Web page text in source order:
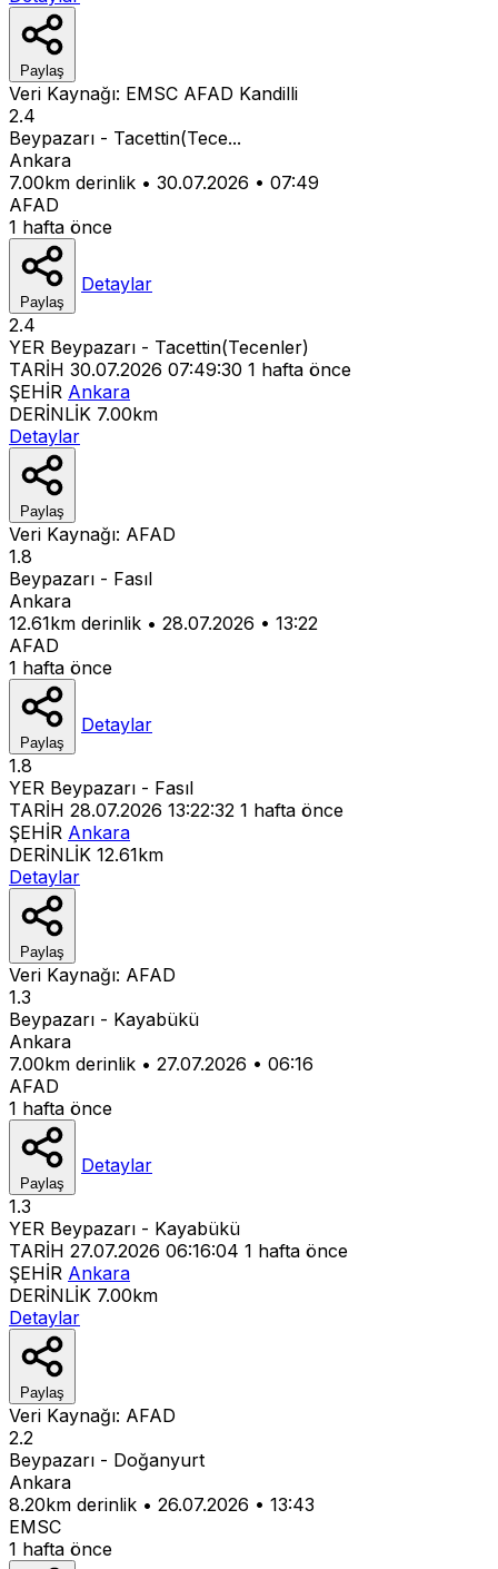
Paylaş
Veri Kaynağı: EMSC AFAD Kandilli
2.4
Beypazarı - Tacettin(Tece...
Ankara
7.00km derinlik • 30.07.2026 • 07:49
AFAD
1 hafta önce
Paylaş
Detaylar
2.4
YER Beypazarı - Tacettin(Tecenler)
TARİH 30.07.2026 07:49:30 1 hafta önce
ŞEHİR Ankara
DERİNLİK 7.00km
Detaylar
Paylaş
Veri Kaynağı: AFAD
1.8
Beypazarı - Fasıl
Ankara
12.61km derinlik • 28.07.2026 • 13:22
AFAD
1 hafta önce
Paylaş
Detaylar
1.8
YER Beypazarı - Fasıl
TARİH 28.07.2026 13:22:32 1 hafta önce
ŞEHİR Ankara
DERİNLİK 12.61km
Detaylar
Paylaş
Veri Kaynağı: AFAD
1.3
Beypazarı - Kayabükü
Ankara
7.00km derinlik • 27.07.2026 • 06:16
AFAD
1 hafta önce
Paylaş
Detaylar
1.3
YER Beypazarı - Kayabükü
TARİH 27.07.2026 06:16:04 1 hafta önce
ŞEHİR Ankara
DERİNLİK 7.00km
Detaylar
Paylaş
Veri Kaynağı: AFAD
2.2
Beypazarı - Doğanyurt
Ankara
8.20km derinlik • 26.07.2026 • 13:43
EMSC
1 hafta önce